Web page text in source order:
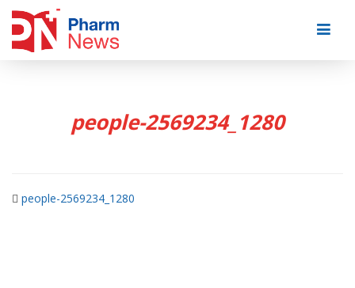
people-2569234_1280
people-2569234_1280